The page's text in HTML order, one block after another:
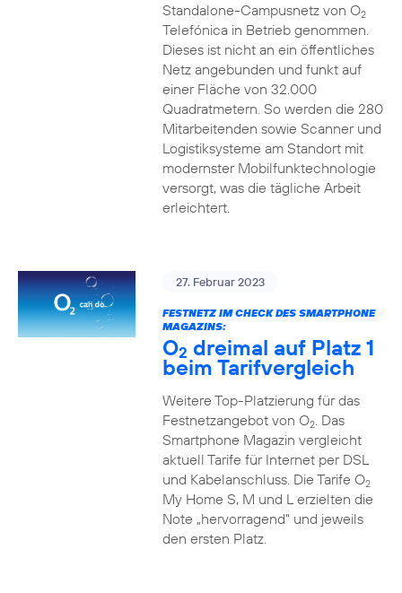
Standalone-Campusnetz von O2
Telefónica in Betrieb genommen.
Dieses ist nicht an ein öffentliches
Netz angebunden und funkt auf
einer Fläche von 32.000
Quadratmetern. So werden die 280
Mitarbeitenden sowie Scanner und
Logistiksysteme am Standort mit
modernster Mobilfunktechnologie
versorgt, was die tägliche Arbeit
erleichtert.
27. Februar 2023
FESTNETZ IM CHECK DES SMARTPHONE
MAGAZINS:
O2 dreimal auf Platz 1
beim Tarifvergleich
Weitere Top-Platzierung für das
Festnetzangebot von O2. Das
Smartphone Magazin vergleicht
aktuell Tarife für Internet per DSL
und Kabelanschluss. Die Tarife O2
My Home S, M und L erzielten die
Note „hervorragend“ und jeweils
den ersten Platz.